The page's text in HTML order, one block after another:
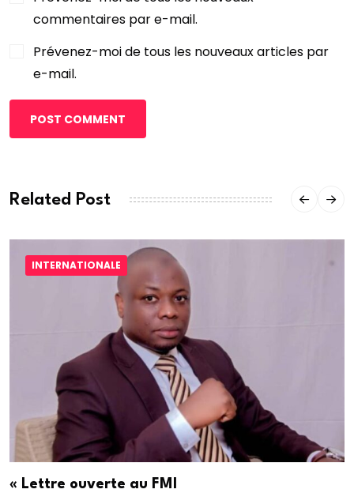
commentaires par e-mail.
Prévenez-moi de tous les nouveaux articles par
e-mail.
POST COMMENT
Related Post
INTERNATIONALE
« Lettre ouverte au FMI